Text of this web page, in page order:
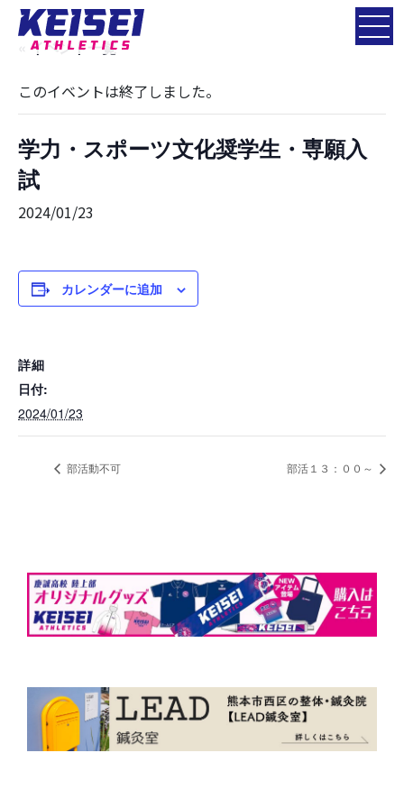
« イベント一覧
このイベントは終了しました。
学力・スポーツ文化奨学生・専願入
試
2024/01/23
カレンダーに追加
詳細
日付:
2024/01/23
部活動不可 部活１３：００～